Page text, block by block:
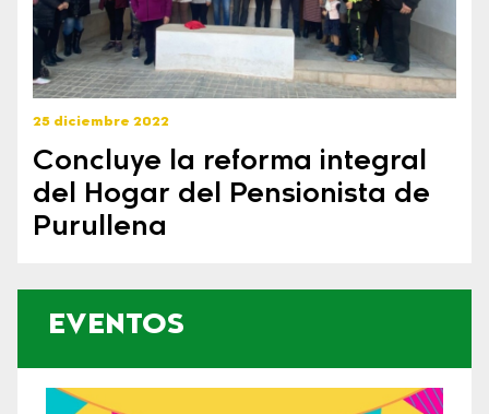
25 diciembre 2022
Concluye la reforma integral
del Hogar del Pensionista de
Purullena
EVENTOS